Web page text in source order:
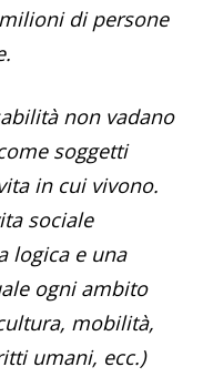
di persone
non vadano
soggetti
in cui vivono.
sociale
logica e una
ogni ambito
mobilità,
umani, ecc.)